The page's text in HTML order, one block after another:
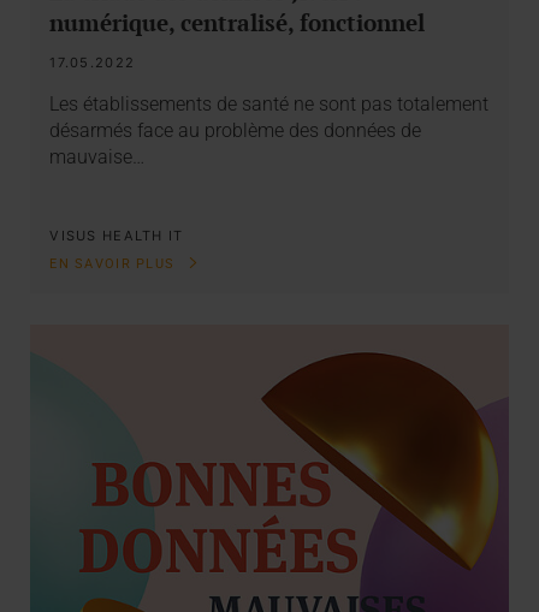
numérique, centralisé, fonctionnel
17.05.2022
Les établissements de santé ne sont pas totalement
désarmés face au problème des données de
mauvaise…
VISUS HEALTH IT
EN SAVOIR PLUS